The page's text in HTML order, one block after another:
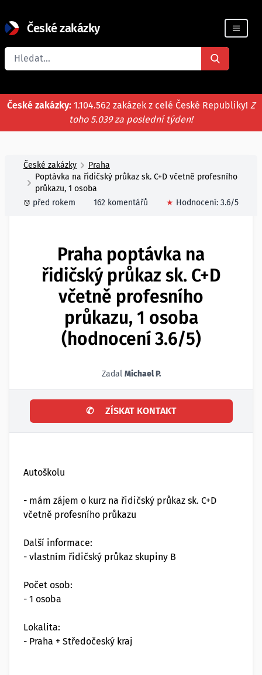
České zakázky
Registrace firmy
České zakázky: 1.104.562 zakázek z celé České Republiky! Z
toho 5.039 za poslední týden!
České zakázky
Praha
Poptávka na řidičský průkaz sk. C+D včetně profesního
průkazu, 1 osoba
před rokem
162 komentářů ★ Hodnocení: 3.6/5
Praha poptávka na
řidičský průkaz sk. C+D
včetně profesního
průkazu, 1 osoba
(hodnocení 3.6/5)
Zadal Michael P.
✆ ZÍSKAT KONTAKT
Autoškolu
- mám zájem o kurz na řidičský průkaz sk. C+D
včetně profesního průkazu
Další informace:
- vlastním řidičský průkaz skupiny B
Počet osob:
- 1 osoba
Lokalita:
- Praha + Středočeský kraj